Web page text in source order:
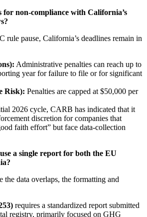
for non-compliance with California’s
rule pause, California’s deadlines remain in
Administrative penalties can reach up to
year for failure to file or for significant
Risk): Penalties are capped at $50,000 per
2026 cycle, CARB has indicated that it
discretion for companies that
faith effort” but face data-collection
a single report for both the EU
data overlaps, the formatting and
requires a standardized report submitted
registry, primarily focused on GHG